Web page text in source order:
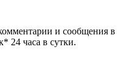
и сообщения в
24 часа в сутки.